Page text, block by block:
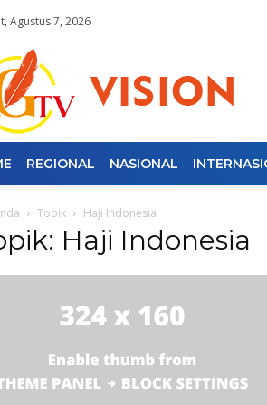
Agustus 7, 2026
REGIONAL NASIONAL
Topik Haji Indonesia
Haji Indonesia